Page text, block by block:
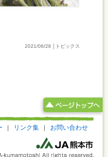
2021/06/28 │トピックス
お問い合わせ
リンク集 |
|